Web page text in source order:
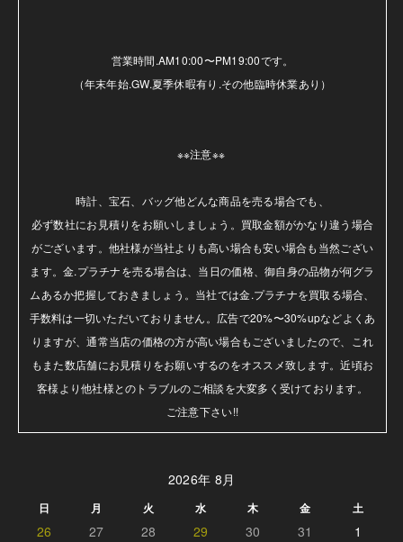
営業時間.AM10:00〜PM19:00です。
（年末年始.GW.夏季休暇有り.その他臨時休業あり）
※※注意※※
時計、宝石、バッグ他どんな商品を売る場合でも、
必ず数社にお見積りをお願いしましょう。買取金額がかなり違う場合
がございます。他社様が当社よりも高い場合も安い場合も当然ござい
ます。金.プラチナを売る場合は、当日の価格、御自身の品物が何グラ
ムあるか把握しておきましょう。当社では金.プラチナを買取る場合、
手数料は一切いただいておりません。広告で20%〜30%upなどよくあ
りますが、通常当店の価格の方が高い場合もございましたので、これ
もまた数店舗にお見積りをお願いするのをオススメ致します。近頃お
客様より他社様とのトラブルのご相談を大変多く受けております。
ご注意下さい!!
2026年 8月
日 月 火 水 木 金 土
26 27 28 29 30 31
1